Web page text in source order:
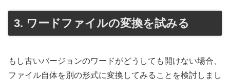
3. ワードファイルの変換を試みる
もし古いバージョンのワードがどうしても開けない場合、
ファイル自体を別の形式に変換してみることを検討しまし